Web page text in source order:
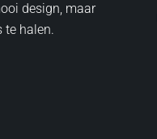
design, maar
te halen.